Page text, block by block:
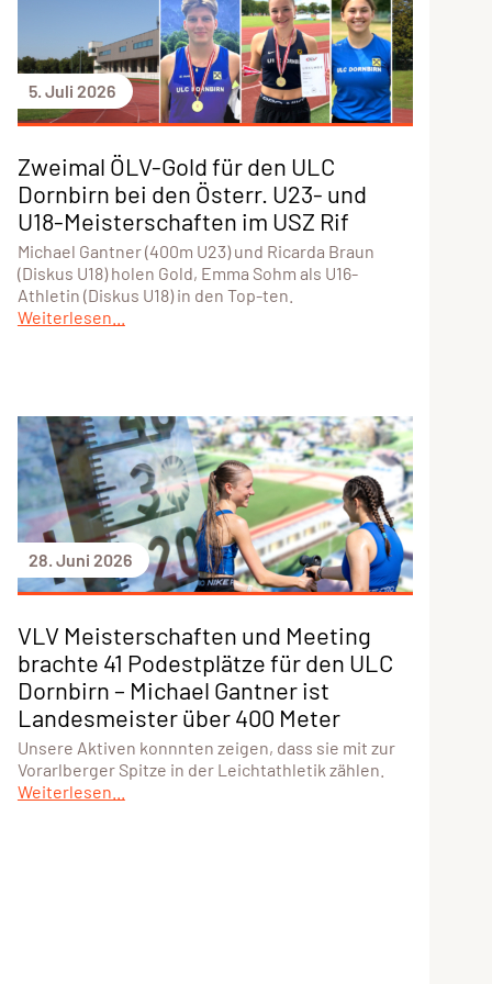
5. Juli 2026
Zweimal ÖLV-Gold für den ULC
Dornbirn bei den Österr. U23- und
U18-Meisterschaften im USZ Rif
Michael Gantner (400m U23) und Ricarda Braun
(Diskus U18) holen Gold, Emma Sohm als U16-
Athletin (Diskus U18) in den Top-ten.
Weiterlesen...
28. Juni 2026
VLV Meisterschaften und Meeting
brachte 41 Podestplätze für den ULC
Dornbirn – Michael Gantner ist
Landesmeister über 400 Meter
Unsere Aktiven konnnten zeigen, dass sie mit zur
Vorarlberger Spitze in der Leichtathletik zählen.
Weiterlesen...